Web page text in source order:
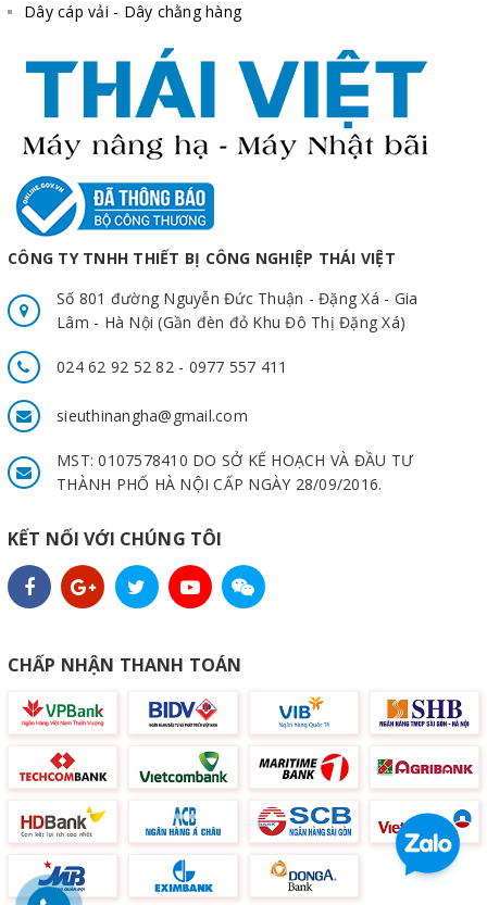
Dây cáp vải - Dây chằng hàng
CÔNG TY TNHH THIẾT BỊ CÔNG NGHIỆP THÁI VIỆT
Số 801 đường Nguyễn Đức Thuận - Đặng Xá - Gia
Lâm - Hà Nội (Gần đèn đỏ Khu Đô Thị Đặng Xá)
024 62 92 52 82 - 0977 557 411
sieuthinangha@gmail.com
MST: 0107578410 DO SỞ KẾ HOẠCH VÀ ĐẦU TƯ
THÀNH PHỐ HÀ NỘI CẤP NGÀY 28/09/2016.
KẾT NỐI VỚI CHÚNG TÔI
CHẤP NHẬN THANH TOÁN